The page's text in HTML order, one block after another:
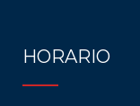
HORARIO